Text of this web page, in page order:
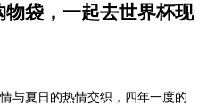
物袋，一起去世界杯现
夏日的热情交织，四年一度的